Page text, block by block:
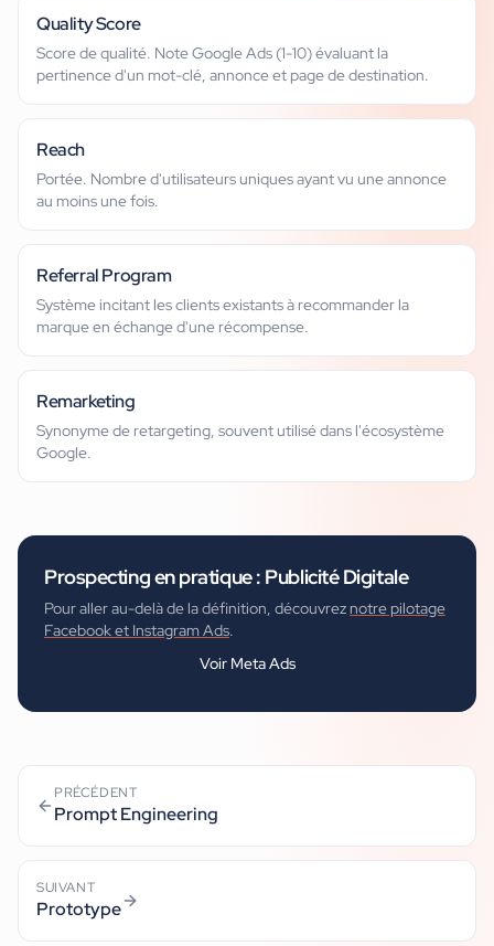
Quality Score
Score de qualité. Note Google Ads (1-10) évaluant la
pertinence d'un mot-clé, annonce et page de destination.
Reach
Portée. Nombre d'utilisateurs uniques ayant vu une annonce
au moins une fois.
Referral Program
Système incitant les clients existants à recommander la
marque en échange d'une récompense.
Remarketing
Synonyme de retargeting, souvent utilisé dans l'écosystème
Google.
Prospectingen pratique : Publicité Digitale
Pour aller au-delà de la définition, découvrez notre pilotage
Facebook et Instagram Ads.
Voir Meta Ads
PRÉCÉDENT
Prompt Engineering
SUIVANT
Prototype